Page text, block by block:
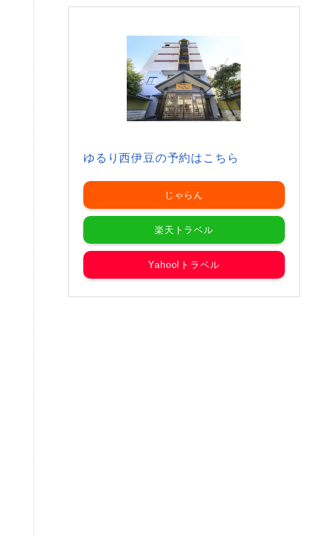
ゆるり西伊豆の予約はこちら
じゃらん
楽天トラベル
Yahoo!トラベル